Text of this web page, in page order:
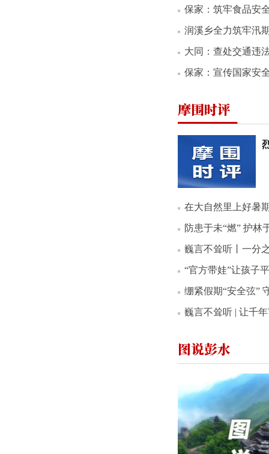
保家：筑牢食品安
润溪乡全力筑牢汛
大同：查处交通违
保家：宣传国家安
摩围时评
在大自然里上好暑
防患于未“燃” 护林
巍言不耸听丨一分之
“官方带娃”让孩子
绷紧假期“安全弦”
巍言不耸听 | 让千
图说彭水